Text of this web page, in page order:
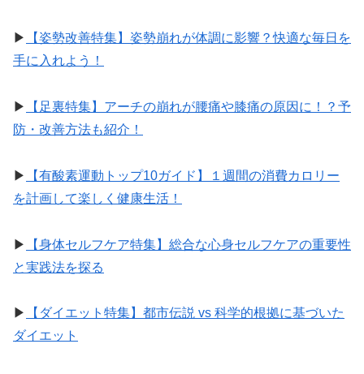
▶︎
【姿勢改善特集】姿勢崩れが体調に影響？快適な毎日を
手に入れよう！
▶︎
【足裏特集】アーチの崩れが腰痛や膝痛の原因に！？予
防・改善方法も紹介！
▶︎
【有酸素運動トップ10ガイド】１週間の消費カロリー
を計画して楽しく健康生活！
▶︎
【身体セルフケア特集】総合な心身セルフケアの重要性
と実践法を探る
▶︎
【ダイエット特集】都市伝説 vs 科学的根拠に基づいた
ダイエット